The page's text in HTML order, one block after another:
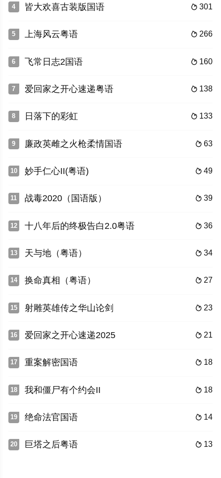
4  301
皆大欢喜古装版国语
5  266
上海风云粤语
6  160
飞常日志2国语
7  138
爱回家之开心速递粤语
8  133
日落下的彩虹
9  63
廉政英雌之火枪柔情国语
10  49
妙手仁心II(粤语)
11  39
战毒2020（国语版）
12  36
十八年后的终极告白2.0粤语
13  34
天与地（粤语）
14  27
换命真相（粤语）
15  23
射雕英雄传之华山论剑
16  21
爱回家之开心速递2025
17  18
重案解密国语
18  18
我和僵尸有个约会II
19  14
绝命法官国语
20  13
巨塔之后粤语